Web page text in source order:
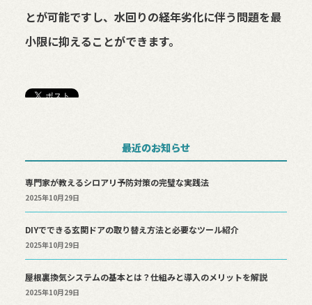
とが可能ですし、水回りの経年劣化に伴う問題を最
小限に抑えることができます。
最近のお知らせ
専門家が教えるシロアリ予防対策の完璧な実践法
2025年10月29日
DIYでできる玄関ドアの取り替え方法と必要なツール紹介
2025年10月29日
屋根裏換気システムの基本とは？仕組みと導入のメリットを解説
2025年10月29日